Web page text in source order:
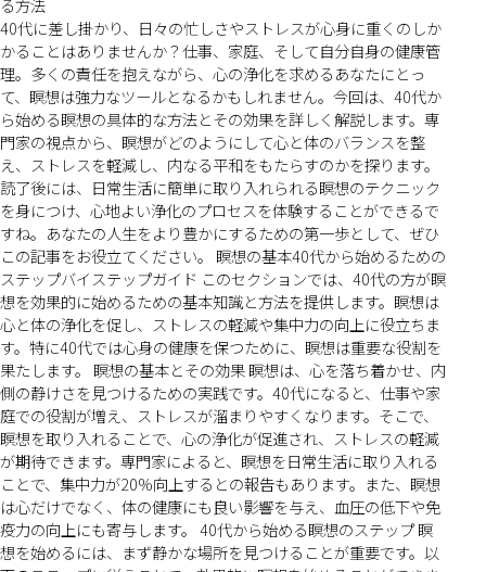
る方法
40代に差し掛かり、日々の忙しさやストレスが心身に重くのしか
かることはありませんか？仕事、家庭、そして自分自身の健康管
理。多くの責任を抱えながら、心の浄化を求めるあなたにとっ
て、瞑想は強力なツールとなるかもしれません。今回は、40代か
ら始める瞑想の具体的な方法とその効果を詳しく解説します。専
門家の視点から、瞑想がどのようにして心と体のバランスを整
え、ストレスを軽減し、内なる平和をもたらすのかを探ります。
読了後には、日常生活に簡単に取り入れられる瞑想のテクニック
を身につけ、心地よい浄化のプロセスを体験することができるで
すね。あなたの人生をより豊かにするための第一歩として、ぜひ
この記事をお役立てください。 瞑想の基本40代から始めるための
ステップバイステップガイド このセクションでは、40代の方が瞑
想を効果的に始めるための基本知識と方法を提供します。瞑想は
心と体の浄化を促し、ストレスの軽減や集中力の向上に役立ちま
す。特に40代では心身の健康を保つために、瞑想は重要な役割を
果たします。 瞑想の基本とその効果 瞑想は、心を落ち着かせ、内
側の静けさを見つけるための実践です。40代になると、仕事や家
庭での役割が増え、ストレスが溜まりやすくなります。そこで、
瞑想を取り入れることで、心の浄化が促進され、ストレスの軽減
が期待できます。専門家によると、瞑想を日常生活に取り入れる
ことで、集中力が20%向上するとの報告もあります。また、瞑想
は心だけでなく、体の健康にも良い影響を与え、血圧の低下や免
疫力の向上にも寄与します。 40代から始める瞑想のステップ 瞑
想を始めるには、まず静かな場所を見つけることが重要です。以